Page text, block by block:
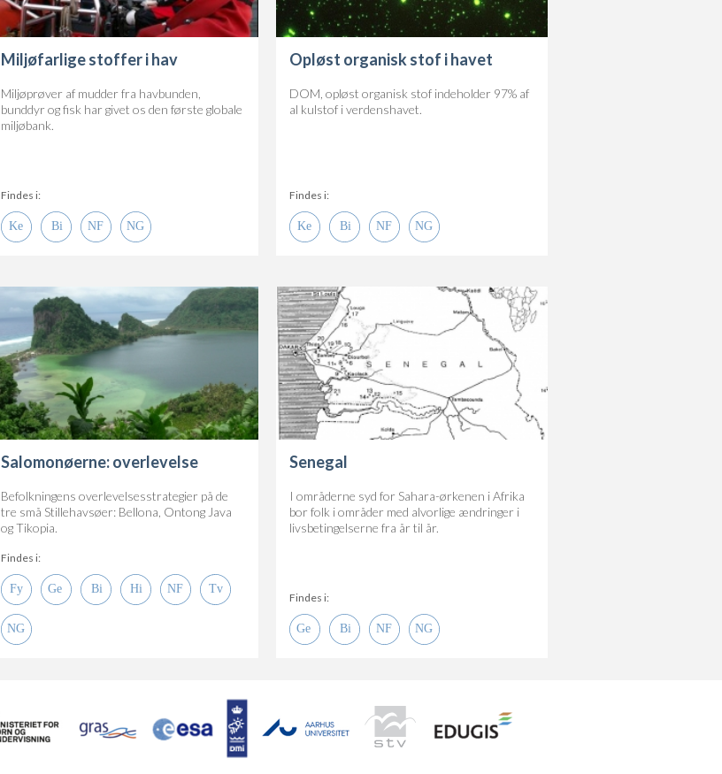
Miljøfarlige stoffer i hav
Miljøprøver af mudder fra havbunden,
bunddyr og fisk har givet os den første globale
miljøbank.
Findes i:
Opløst organisk stof i havet
DOM, opløst organisk stof indeholder 97% af
al kulstof i verdenshavet.
Findes i:
Salomonøerne: overlevelse
Befolkningens overlevelsesstrategier på de
tre små Stillehavsøer: Bellona, Ontong Java
og Tikopia.
Findes i:
Senegal
I områderne syd for Sahara-ørkenen i Afrika
bor folk i områder med alvorlige ændringer i
livsbetingelserne fra år til år.
Findes i: